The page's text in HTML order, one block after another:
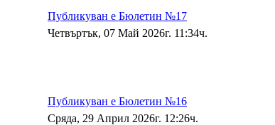
Публикуван е Бюлетин №17
Четвъртък, 07 Май 2026г. 11:34ч.
Публикуван е Бюлетин №16
Сряда, 29 Април 2026г. 12:26ч.